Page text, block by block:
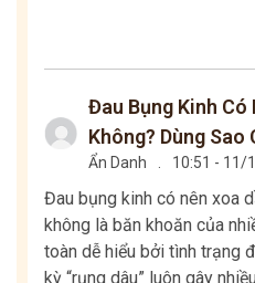
Đau Bụng Kinh Có
Không? Dùng Sao
Ẩn Danh . 10:51 - 11/
Đau bụng kinh có nên xoa
không là băn khoăn của
toàn dễ hiểu bởi tình trạng
kỳ “rụng dâu” luôn gây